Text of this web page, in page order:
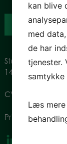
Studiestræde 28,
1455 København
CVR: 34774080
Privatlivspolitik
kan blive
med
de har
tjenester.
Læs